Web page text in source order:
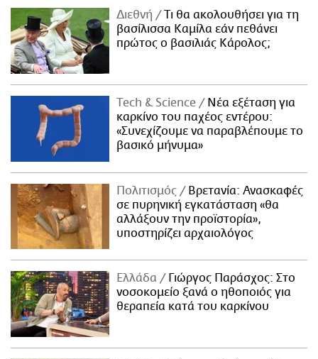
Διεθνή
Τι θα ακολουθήσει για τη
βασίλισσα Καμίλα εάν πεθάνει
πρώτος ο βασιλιάς Κάρολος;
Τech & Science
Νέα εξέταση για
καρκίνο του παχέος εντέρου:
«Συνεχίζουμε να παραβλέπουμε το
βασικό μήνυμα»
Πολιτισμός
Βρετανία: Ανασκαφές
σε πυρηνική εγκατάσταση «θα
αλλάξουν την προϊστορία»,
υποστηρίζει αρχαιολόγος
Ελλάδα
Γιώργος Παράσχος: Στο
νοσοκομείο ξανά ο ηθοποιός για
θεραπεία κατά του καρκίνου